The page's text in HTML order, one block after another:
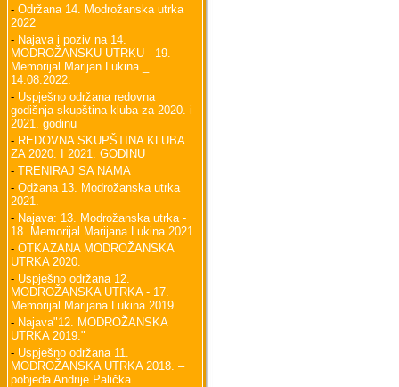
- Održana 14. Modrožanska utrka
2022
- Najava i poziv na 14.
MODROŽANSKU UTRKU - 19.
Memorijal Marijan Lukina _
14.08.2022.
- Uspješno održana redovna
godišnja skupština kluba za 2020. i
2021. godinu
- REDOVNA SKUPŠTINA KLUBA
ZA 2020. I 2021. GODINU
- TRENIRAJ SA NAMA
- Odžana 13. Modrožanska utrka
2021.
- Najava: 13. Modrožanska utrka -
18. Memorijal Marijana Lukina 2021.
- OTKAZANA MODROŽANSKA
UTRKA 2020.
- Uspješno održana 12.
MODROŽANSKA UTRKA - 17.
Memorijal Marijana Lukina 2019.
- Najava"12. MODROŽANSKA
UTRKA 2019."
- Uspješno održana 11.
MODROŽANSKA UTRKA 2018. –
pobjeda Andrije Palička